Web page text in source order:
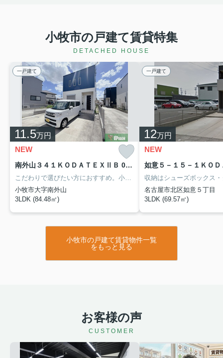
小牧市の戸建て賃貸特集
DETACHED HOUSE
一戸建て
11.5万円
NEW
南外山３４１ＫＯＤＡＴＥＸⅡＢ 0000B
こだわりで選びたい方におすすめ。小牧市エリアで住まいをお探しなら「南外山３４１ＫＯＤＡＴＥＸⅡＢ」。収納はシューズボックス・ウォークインクロゼットなど豊富なので、衣類や履き物の整理がしやすく便利です。2駅利用可能でアクセスの良い物件です。名鉄小牧線間内エリアで快適な暮らしを実現するなら、0568-74-7730からアップルーム 小牧店までご要望をお申し付けください。
小牧市大字南外山
3LDK (84.48㎡)
一戸建て
12万円
NEW
名古屋市北区如意５丁目
3LDK (69.57㎡)
小牧市の戸建て賃貸物件一覧
をもっと見る
お客様の声
CUSTOMER